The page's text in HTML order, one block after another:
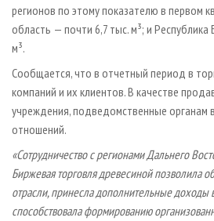
ИНСТРУМЕНТ И МАТЕРИАЛЫ
БИБЛИОТЕКА СПЕЦИАЛИСТА
регионов по этому показателю в первом
область — почти 6,7 тыс. м³; и
м³.
Сообщается, что в отчетный период в
компаний и их клиентов. В качестве
учреждения, подведомственные органам
отношений.
«Сотрудничество с регионами Дальнего
Биржевая торговля древесиной позволила
отрасли, принесла дополнительные
способствовала формированию